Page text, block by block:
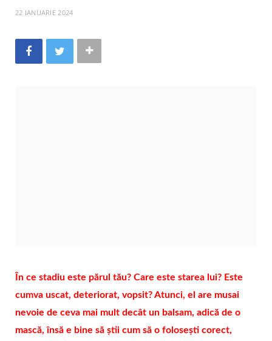
22 IANUARIE 2024
În ce stadiu este părul tău? Care este starea lui? Este
cumva uscat, deteriorat, vopsit? Atunci, el are musai
nevoie de ceva mai mult decât un balsam, adică de o
mască, însă e bine să știi cum să o folosești corect,